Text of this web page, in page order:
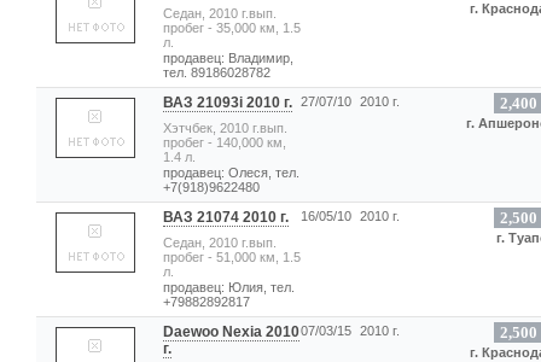
Седан, 2010 г.вып.
пробег - 35,000 км, 1.5
л.
продавец: Владимир,
тел. 89186028782
г.
ВАЗ 21093i 2010 г.
Хэтчбек, 2010 г.вып.
пробег - 140,000 км,
1.4 л.
продавец: Олеся, тел.
+7(918)9622480
27/07/10 2010 г. 2,400
г.
ВАЗ 21074 2010 г.
Седан, 2010 г.вып.
пробег - 51,000 км, 1.5
л.
продавец: Юлия, тел.
+79882892817
16/05/10 2010 г. 2,500
г.
Daewoo Nexia 2010
г.
07/03/15 2010 г. 2,500
г.